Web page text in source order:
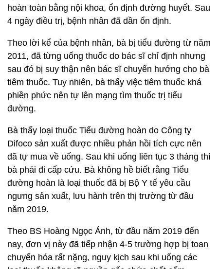
hoàn toàn bằng nội khoa, ổn định đường huyết. Sau
4 ngày điều trị, bệnh nhân đã dần ổn định.
Theo lời kể của bệnh nhân, bà bị tiểu đường từ năm
2011, đã từng uống thuốc do bác sĩ chỉ định nhưng
sau đó bị suy thận nên bác sĩ chuyển hướng cho bà
tiêm thuốc. Tuy nhiên, bà thấy việc tiêm thuốc khá
phiền phức nên tự lên mạng tìm thuốc trị tiểu
đường.
Bà thấy loại thuốc Tiểu đường hoàn do Công ty
Difoco sản xuất được nhiều phản hồi tích cực nên
đã tự mua về uống. Sau khi uống liên tục 3 tháng thì
bà phải đi cấp cứu. Bà không hề biết rằng Tiểu
đường hoàn là loại thuốc đã bị Bộ Y tế yêu cầu
ngưng sản xuất, lưu hành trên thị trường từ đầu
năm 2019.
Theo BS Hoàng Ngọc Ánh, từ đầu năm 2019 đến
nay, đơn vị này đã tiếp nhận 4-5 trường hợp bị toan
chuyển hóa rất nặng, nguy kịch sau khi uống các